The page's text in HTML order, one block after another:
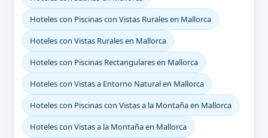
Hoteles con Piscinas con Vistas Rurales en Mallorca
Hoteles con Vistas Rurales en Mallorca
Hoteles con Piscinas Rectangulares en Mallorca
Hoteles con Vistas a Entorno Natural en Mallorca
Hoteles con Piscinas con Vistas a la Montaña en Mallorca
Hoteles con Vistas a la Montaña en Mallorca